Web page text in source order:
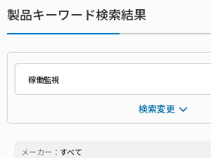
製品キーワード検索結果
検索変更
メーカー： すべて